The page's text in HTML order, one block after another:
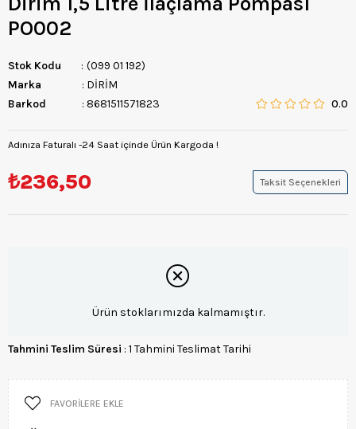
PO002
Stok Kodu
(099 01 192)
Marka
: DİRİM
Barkod
: 8681511571823 0.0
Adınıza Faturalı -24 Saat içinde Ürün Kargoda !
₺236,50 Taksit Seçenekleri
Ürün stoklarımızda kalmamıştır.
Tahmini Teslim Süresi : 1 Tahmini Teslimat Tarihi
FAVORILERE EKLE